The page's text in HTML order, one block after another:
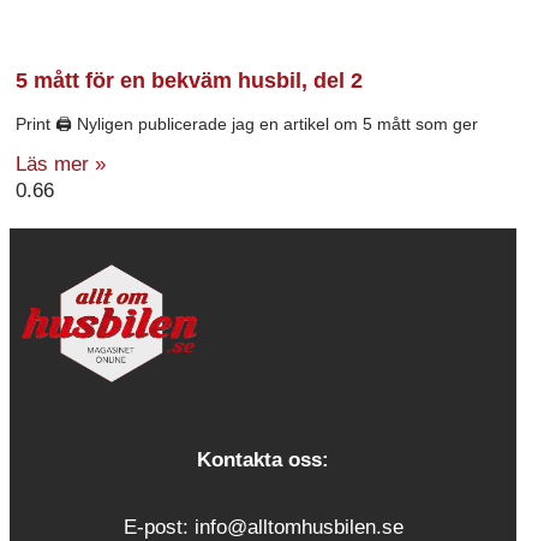
5 mått för en bekväm husbil, del 2
Print 🖨 Nyligen publicerade jag en artikel om 5 mått som ger
Läs mer »
Kontakta oss:
E-post: info@alltomhusbilen.se